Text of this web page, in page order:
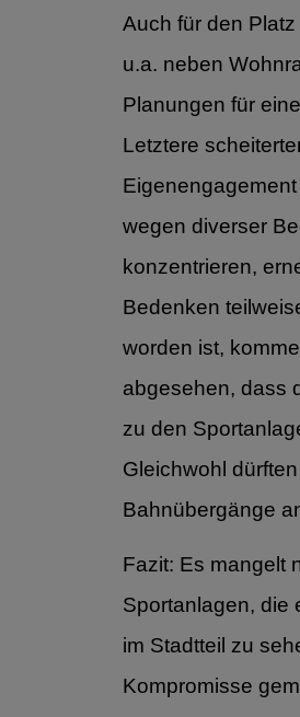
Auch für den
u.a. neben
Planungen für
Letztere
wegen diverser
konzentrieren,
Bedenken
worden ist,
abgesehen, dass
zu den
Gleichwohl
Bahnübergänge
Fazit: Es mangelt
Sportanlagen, die
im Stadtteil zu
Kompromisse